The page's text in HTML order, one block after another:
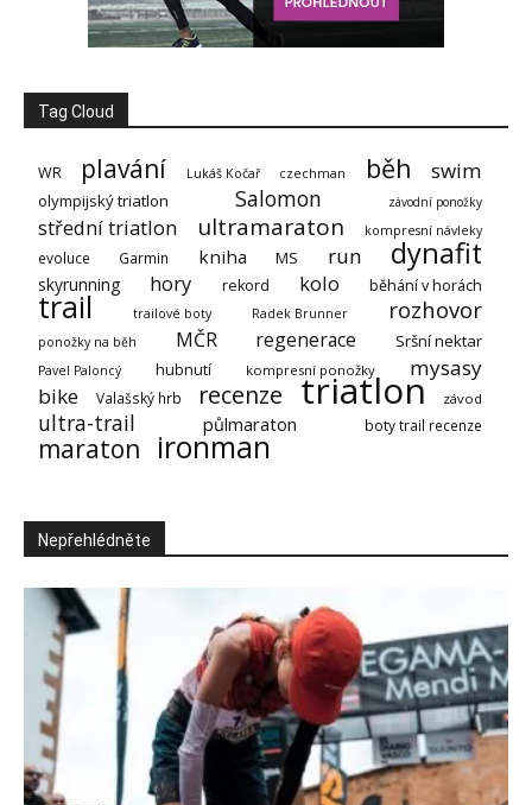
Tag Cloud
WR plavání Lukáš Kočař czechman běh swim
olympijský triatlon Salomon závodní ponožky
střední triatlon ultramaraton kompresní návleky
evoluce Garmin kniha MS run dynafit
skyrunning hory rekord kolo běhání v horách
trail trailové boty Radek Brunner rozhovor
ponožky na běh MČR regenerace Sršní nektar
Pavel Paloncý hubnutí kompresní ponožky
mysasy
bike
Valašský hrb recenze triatlon závod
ultra-trail půlmaraton boty trail recenze
maraton ironman
Nepřehlédněte